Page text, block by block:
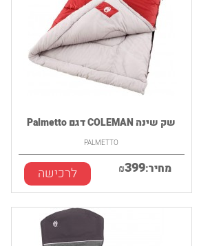
שק שינה COLEMAN דגם Palmetto
PALMETTO
מחיר: ₪399 לרכישה